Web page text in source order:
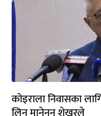
कोइराला निवासका